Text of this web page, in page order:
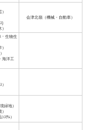
)
会津北嶺（機械・自動車）
・生物生
海洋工
緑地）
ｽﾃﾑ）